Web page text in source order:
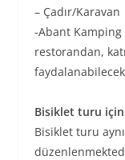
– Çadır/Karavan
-Abant
restorandan,
Bisiklet turu
Bisiklet turu